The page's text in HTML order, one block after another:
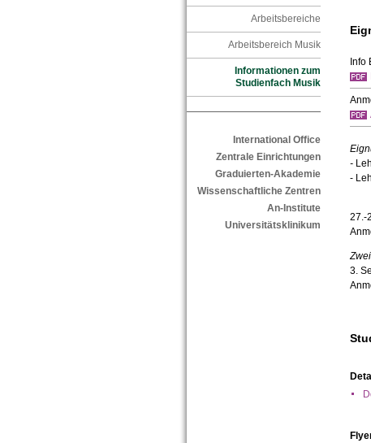
Arbeitsbereiche
Arbeitsbereich Musik
Informationen zum
Studienfach Musik
International Office
Zentrale Einrichtungen
Graduierten-Akademie
Wissenschaftliche Zentren
An-Institute
Universitätsklinikum
Info
-
-
27.-
3.